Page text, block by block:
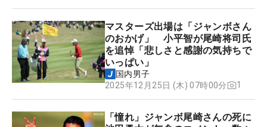
マスターズ出場は「ジャンボさん
のおかげ」 小平智が尾崎将司氏
を追悼「悲しさと感謝の気持ちで
いっぱい」
国内男子
2025年12月25日 (木) 07時00分
1
「憧れ」ジャンボ尾崎さんの死に